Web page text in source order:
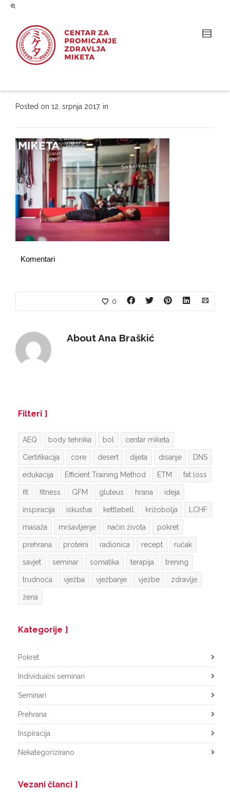
Posted on 12. srpnja 2017. in
Komentari
0
AboutAna Braškić
Filteri
AEQ body tehnika bol centar miketa
Certifikacija core desert dijeta disanje DNS
edukacija Efficient Training Method ETM fat loss
fit fitness GFM gluteus hrana ideja
inspiracija iskustva kettlebell križobolja LCHF
masaža mršavljenje način života pokret
prehrana proteini radionica recept ručak
savjet seminar somatika terapija trening
trudnoća vježba vježbanje vježbe zdravlje
žena
Kategorije
Pokret
Individualni seminari
Seminari
Prehrana
Inspiracija
Nekategorizirano
Vezani članci